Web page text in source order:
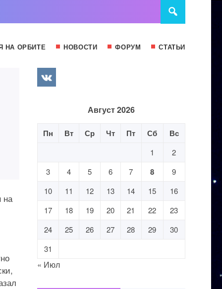
НА ОРБИТЕ НОВОСТИ ФОРУМ СТАТЬИ
на
Август 2026
Пн Вт Ср Чт Пт Сб Вс
1
2
3
4 5 6 7 8
9
10
11 12 13 14 15
16
17
18 19 20 21 22
23
24
25 26 27 28 29
30
31
« Июл